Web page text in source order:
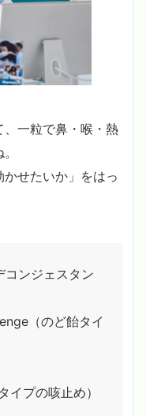
、一粒で鼻・喉・熱
せたいか」をはっ
ンジェスタン
（のど飴タイ
プの咳止め）